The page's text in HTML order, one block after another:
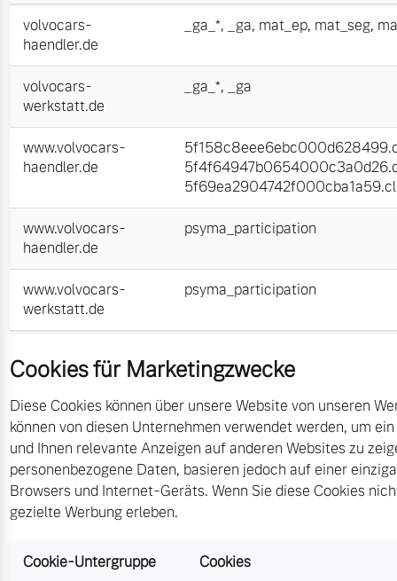
volvocars-
haendler.de
_ga_*, _ga, mat_ep, mat_seg,
volvocars-
werkstatt.de
_ga_*, _ga
www.volvocars-
haendler.de
www.volvocars-
haendler.de
psyma_participation
www.volvocars-
werkstatt.de
psyma_participation
Cookies für Marketingzwecke
Diese Cookies können über unsere Website von unseren
können von diesen Unternehmen verwendet werden, um
und Ihnen relevante Anzeigen auf anderen Websites zu
personenbezogene Daten, basieren jedoch auf einer
Browsers und Internet-Geräts. Wenn Sie diese Cookies
gezielte Werbung erleben.
Cookie-Untergruppe Cookies